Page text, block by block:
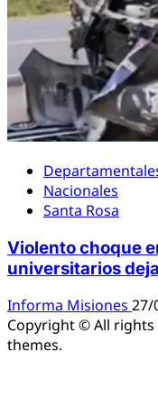
Nacionales
Santa Rosa
Violento choque
universitarios
Informa Misiones 27/
Copyright © All rights
themes.